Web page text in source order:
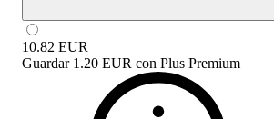
10.82 EUR
Guardar 1.20 EUR con Plus Premium